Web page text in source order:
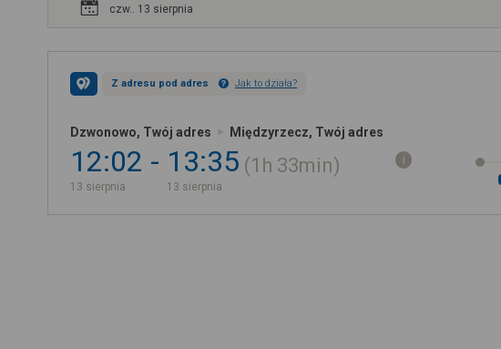
czw.. 13 sierpnia
Z adresu pod adres Jak to działa?
Dzwonowo, Twój adres Międzyrzecz, Twój adres
12:02
13 sierpnia
13:35
13 sierpnia
1h 33min